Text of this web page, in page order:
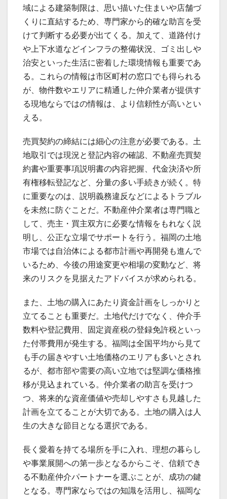
域による建築制限は、思い描いた住まいや店舗づ
くりに直結するため、専門家から的確な助言を受
けて判断する必要が出てくる。加えて、道路付け
や上下水道などインフラの整備状況、ゴミ出しや
治安といった生活に密着した環境情報も重要であ
る。これらの情報は市区町村の窓口でも得られる
が、物件数やエリアに精通した仲介業者が提供す
る現地ならではの情報は、より信頼性が高いとい
える。
売買契約の締結には細心の注意が必要である。土
地取引では現況と登記内容の確認、不動産売買契
約書や重要事項説明書の内容把握、代金決済や所
有権移転登記など、分量の多い手続きが続く。特
に重要なのは、説明義務違反などによるトラブル
を未然に防ぐことだ。不動産仲介業者は専門職と
して、売主・買主双方に必要な情報をもれなく説
明し、公正な立場でサポートを行う。福岡の土地
市場では自治体による都市計画や再開発も進んで
いるため、今後の用途変更や相場の変動など、将
来のリスクを見据えたアドバイスが求められる。
また、土地の購入にあたり資金計画をしっかりと
立てることも重要だ。土地代だけでなく、仲介手
数料や登記費用、固定資産税の登録免許税といっ
た付帯費用が発生する。福岡は全国平均から見て
も手の届きやすい土地価格のエリアも多いとされ
るが、都市部や需要の高い立地では堅調な価格推
移が見込まれている。仲介業者の助言を受けつ
つ、将来的な資産価値や売却しやすさも見越した
計画を立てることが大切である。土地の購入は人
生の大きな節目となる選択である。
長く愛着を持てる場所を手に入れ、理想の暮らし
や事業展開への第一歩となるからこそ、信頼でき
る不動産仲介パートナーを選ぶことが、成功の鍵
となる。専門家ならではの知識を活用し、福岡な